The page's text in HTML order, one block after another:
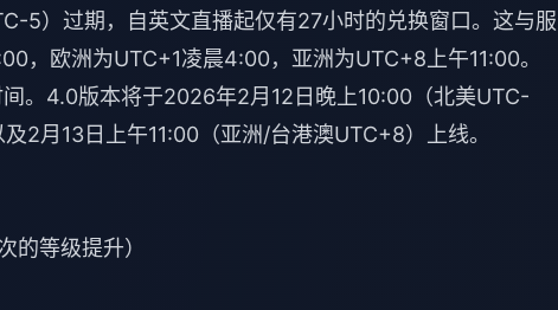
5）过期，自英文直播起仅有27小时的兑换窗口。这与服
，欧洲为UTC+1凌晨4:00，亚洲为UTC+8上午11:00。
。4.0版本将于2026年2月12日晚上10:00（北美UTC-
2月13日上午11:00（亚洲/台港澳UTC+8）上线。
的等级提升）